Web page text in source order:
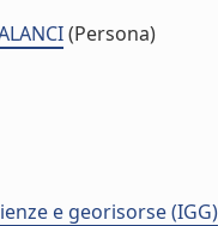
(Persona)
e georisorse (IGG)